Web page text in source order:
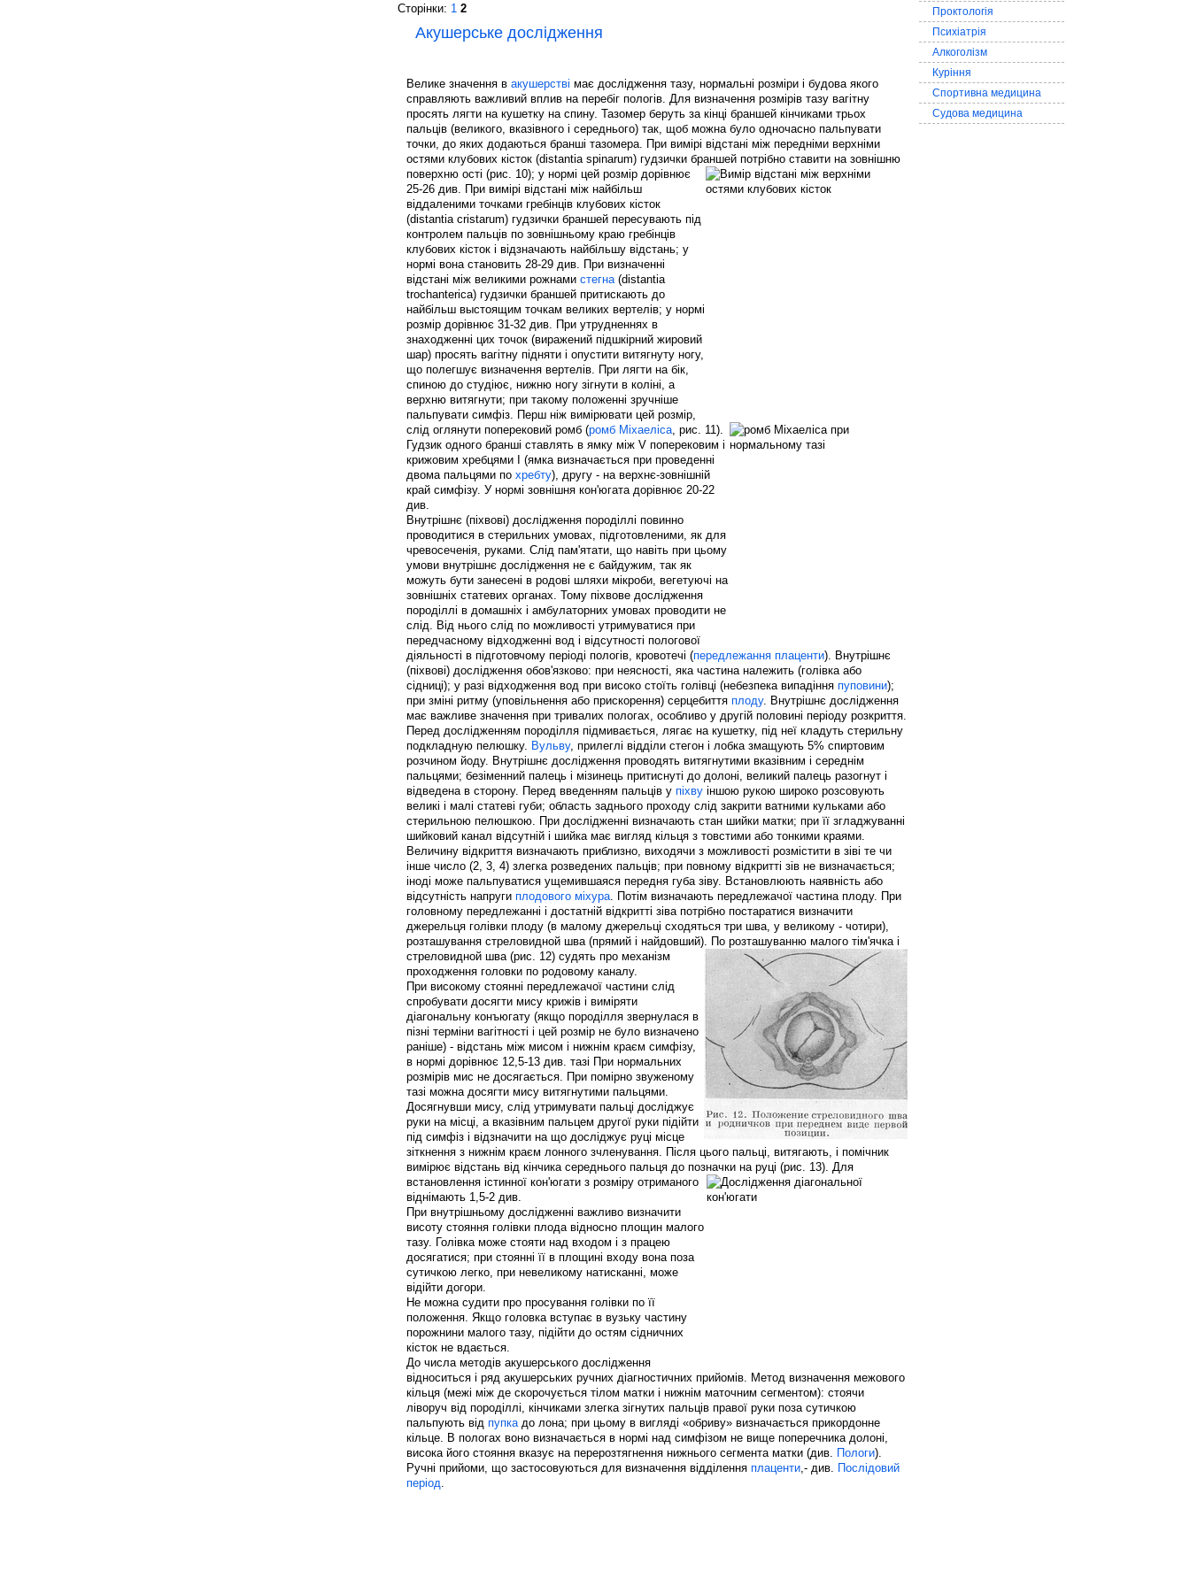
Сторінки: 1 2
Акушерське дослідження
Велике значення в акушерстві має дослідження тазу, нормальні розміри і будова якого
справляють важливий вплив на перебіг пологів. Для визначення розмірів тазу вагітну
просять лягти на кушетку на спину. Тазомер беруть за кінці браншей кінчиками трьох
пальців (великого, вказівного і середнього) так, щоб можна було одночасно пальпувати
точки, до яких додаються бранші тазомера. При вимірі відстані між передніми верхніми
остями клубових кісток (distantia spinarum) гудзички браншей потрібно ставити на зовнішню
поверхню ості (рис. 10); у нормі цей розмір дорівнює
25-26 див. При вимірі відстані між найбільш
віддаленими точками гребінців клубових кісток
(distantia cristarum) гудзички браншей пересувають під
контролем пальців по зовнішньому краю гребінців
клубових кісток і відзначають найбільшу відстань; у
нормі вона становить 28-29 див. При визначенні
відстані між великими рожнами стегна(distantia
trochanterica) гудзички браншей притискають до
найбільш выстоящим точкам великих вертелів; у нормі
розмір дорівнює 31-32 див. При утрудненнях в
знаходженні цих точок (виражений підшкірний жировий
шар) просять вагітну підняти і опустити витягнуту ногу,
що полегшує визначення вертелів. При лягти на бік,
спиною до студіює, нижню ногу зігнути в коліні, а
верхню витягнути; при такому положенні зручніше
пальпувати симфіз. Перш ніж вимірювати цей розмір,
слід оглянути поперековий ромб (ромб Міхаеліса, рис. 11).
Гудзик одного бранші ставлять в ямку між V поперековим і
крижовим хребцями I (ямка визначається при проведенні
двома пальцями по хребту), другу - на верхнє-зовнішній
край симфізу. У нормі зовнішня кон'югата дорівнює 20-22
див.
Внутрішнє (піхвові) дослідження породіллі повинно
проводитися в стерильних умовах, підготовленими, як для
чревосеченія, руками. Слід пам'ятати, що навіть при цьому
умови внутрішнє дослідження не є байдужим, так як
можуть бути занесені в родові шляхи мікроби, вегетуючі на
зовнішніх статевих органах. Тому піхвове дослідження
породіллі в домашніх і амбулаторних умовах проводити не
слід. Від нього слід по можливості утримуватися при
передчасному відходженні вод і відсутності пологової
діяльності в підготовчому періоді пологів, кровотечі (передлежання плаценти). Внутрішнє
(піхвові) дослідження обов'язково: при неясності, яка частина належить (голівка або
сідниці); у разі відходження вод при високо стоїть голівці (небезпека випадіння пуповини);
при зміні ритму (уповільнення або прискорення) серцебиття плоду. Внутрішнє дослідження
має важливе значення при тривалих пологах, особливо у другій половині періоду розкриття.
Перед дослідженням породілля підмивається, лягає на кушетку, під неї кладуть стерильну
подкладную пелюшку. Вульву, прилеглі відділи стегон і лобка змащують 5% спиртовим
розчином йоду. Внутрішнє дослідження проводять витягнутими вказівним і середнім
пальцями; безіменний палець і мізинець притиснуті до долоні, великий палець разогнут і
відведена в сторону. Перед введенням пальців у піхву іншою рукою широко розсовують
великі і малі статеві губи; область заднього проходу слід закрити ватними кульками або
стерильною пелюшкою. При дослідженні визначають стан шийки матки; при її згладжуванні
шийковий канал відсутній і шийка має вигляд кільця з товстими або тонкими краями.
Величину відкриття визначають приблизно, виходячи з можливості розмістити в зіві те чи
інше число (2, 3, 4) злегка розведених пальців; при повному відкритті зів не визначається;
іноді може пальпуватися ущемившаяся передня губа зіву. Встановлюють наявність або
відсутність напруги плодового міхура. Потім визначають передлежачої частина плоду. При
головному передлежанні і достатній відкритті зіва потрібно постаратися визначити
джерельця голівки плоду (в малому джерельці сходяться три шва, у великому - чотири),
розташування стреловидной шва (прямий і найдовший). По розташуванню малого тім'ячка і
стреловидной шва (рис. 12) судять про механізм
проходження головки по родовому каналу.
При високому стоянні передлежачої частини слід
спробувати досягти мису крижів і виміряти
діагональну конъюгату (якщо породілля звернулася в
пізні терміни вагітності і цей розмір не було визначено
раніше) - відстань між мисом і нижнім краєм симфізу,
в нормі дорівнює 12,5-13 див. тазі При нормальних
розмірів мис не досягається. При помірно звуженому
тазі можна досягти мису витягнутими пальцями.
Досягнувши мису, слід утримувати пальці досліджує
руки на місці, а вказівним пальцем другої руки підійти
під симфіз і відзначити на що досліджує руці місце
зіткнення з нижнім краєм лонного зчленування. Після цього пальці, витягають, і помічник
вимірює відстань від кінчика середнього пальця до позначки на руці (рис. 13). Для
встановлення істинної кон'югати з розміру отриманого
віднімають 1,5-2 див.
При внутрішньому дослідженні важливо визначити
висоту стояння голівки плода відносно площин малого
тазу. Голівка може стояти над входом і з працею
досягатися; при стоянні її в площині входу вона поза
сутичкою легко, при невеликому натисканні, може
відійти догори.
Не можна судити про просування голівки по її
положення. Якщо головка вступає в вузьку частину
порожнини малого тазу, підійти до остям сідничних
кісток не вдається.
До числа методів акушерського дослідження
відноситься і ряд акушерських ручних діагностичних прийомів. Метод визначення межового
кільця (межі між де скорочується тілом матки і нижнім маточним сегментом): стоячи
ліворуч від породіллі, кінчиками злегка зігнутих пальців правої руки поза сутичкою
пальпують від пупкадо лона; при цьому в вигляді «обриву» визначається прикордонне
кільце. В пологах воно визначається в нормі над симфізом не вище поперечника долоні,
висока його стояння вказує на перерозтягнення нижнього сегмента матки (див. Пологи).
Ручні прийоми, що застосовуються для визначення відділення плаценти,- див. Послідовий
період.
Проктологія
Психіатрія
Алкоголізм
Куріння
Спортивна медицина
Судова медицина